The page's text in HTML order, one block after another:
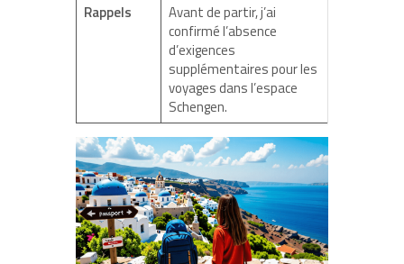
Rappels
Avant de partir, j’ai
confirmé l’absence
d’exigences
supplémentaires pour les
voyages dans l’espace
Schengen.